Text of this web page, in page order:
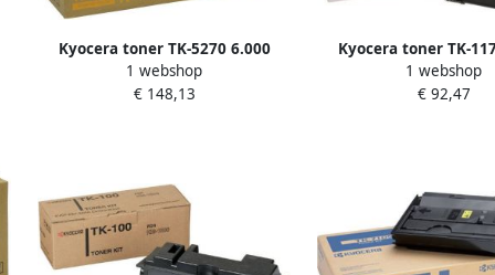
Kyocera toner TK-5270 6.000
pagina&apos;s OEM 1T02TVANL0
geel
1 webshop
€ 148,13
Kyocera toner TK-
pagina&apos;s OEM
zwart
1 webshop
€ 92,47